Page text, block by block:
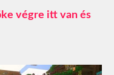
végre itt van és